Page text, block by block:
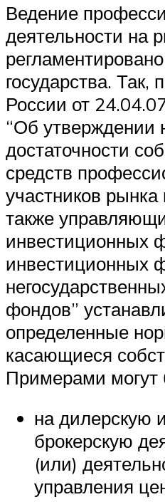
Ведение
деятельности на
государства.
России от
“Об утверждении
достаточности
средств
участников
также
инвестиционных
инвестиционных
фондов”
определенные
касающиеся
Примерами
на дилерскую
брокерскую
(или)
управления